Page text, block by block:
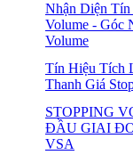
Nhận Diện
Volume - Góc
Volume
Tín Hiệu Tích
Thanh Giá
STOPPING
ĐẦU GIAI
VSA